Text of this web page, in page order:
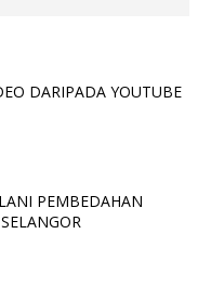
DARIPADA YOUTUBE
PEMBEDAHAN